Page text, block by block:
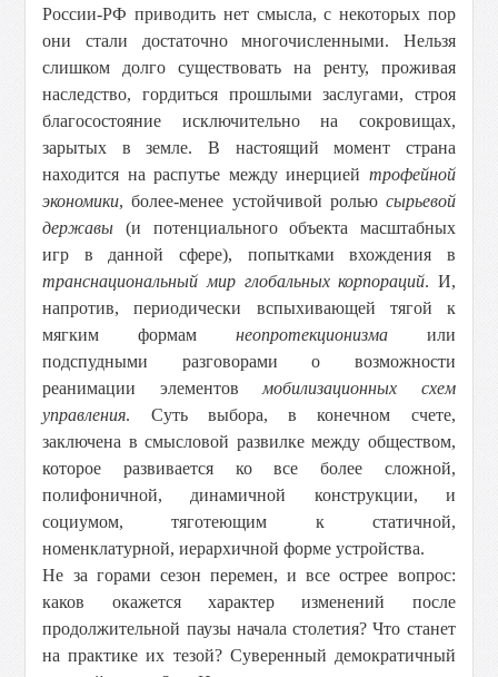
России-РФ приводить нет смысла, с некоторых пор
они стали достаточно многочисленными. Нельзя
слишком долго существовать на ренту, проживая
наследство, гордиться прошлыми заслугами, строя
благосостояние исключительно на сокровищах,
зарытых в земле. В настоящий момент страна
находится на распутье между инерцией трофейной
экономики, более-менее устойчивой ролью сырьевой
державы (и потенциального объекта масштабных
игр в данной сфере), попытками вхождения в
транснациональный мир глобальных корпораций. И,
напротив, периодически вспыхивающей тягой к
мягким формам неопротекционизмаили
подспудными разговорами о
возможности
реанимации элементов мобилизационных схем
управления. Суть выбора, в конечном счете,
заключена в смысловой развилке между обществом,
которое развивается ко все более сложной,
полифоничной, динамичной конструкции, и
социумом, тяготеющим к статичной,
номенклатурной, иерархичной форме устройства.
Не за горами сезон перемен, и все острее вопрос:
каков окажется характер изменений после
продолжительной паузы начала столетия? Что станет
на практике их тезой? Суверенный демократичный